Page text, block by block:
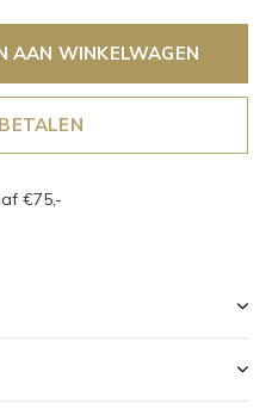
AAN WINKELWAGEN
€75,-